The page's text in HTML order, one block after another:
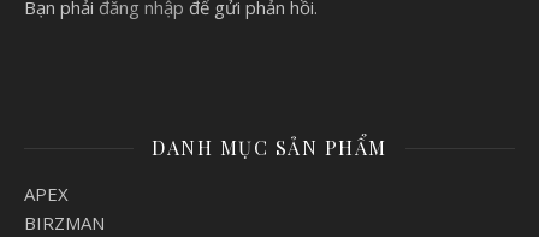
Bạn phải đăng nhập để gửi phản hồi.
DANH MỤC SẢN PHẨM
APEX
BIRZMAN